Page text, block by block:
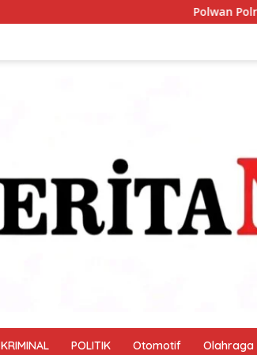
Polwan Polresta Sidoarjo Hadirkan
KRIMINAL POLITIK Otomotif Olahraga